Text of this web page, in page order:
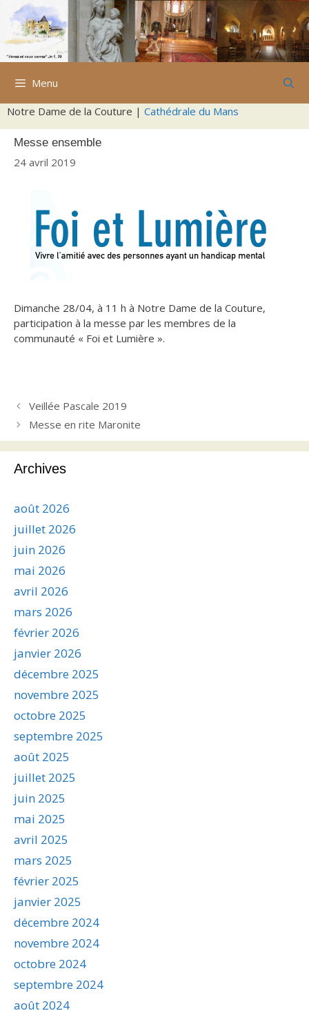
Aller
contenu
Menu
Notre Dame de la Couture | Cathédrale du Mans
Messe ensemble
24 avril 2019
Dimanche 28/04, à 11 h à Notre Dame de la Couture,
participation à la messe par les membres de la
communauté « Foi et Lumière ».
Veillée Pascale 2019
Messe en rite Maronite
Archives
août 2026
juillet 2026
juin 2026
mai 2026
avril 2026
mars 2026
février 2026
janvier 2026
décembre 2025
novembre 2025
octobre 2025
septembre 2025
août 2025
juillet 2025
juin 2025
mai 2025
avril 2025
mars 2025
février 2025
janvier 2025
décembre 2024
novembre 2024
octobre 2024
septembre 2024
août 2024